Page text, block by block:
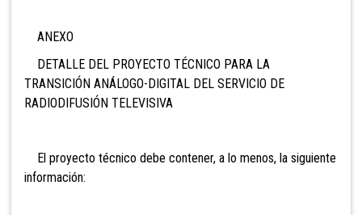
ANEXO
DETALLE DEL PROYECTO TÉCNICO PARA LA
TRANSICIÓN ANÁLOGO-DIGITAL DEL SERVICIO DE
RADIODIFUSIÓN TELEVISIVA
El proyecto técnico debe contener, a lo menos, la siguiente
información: